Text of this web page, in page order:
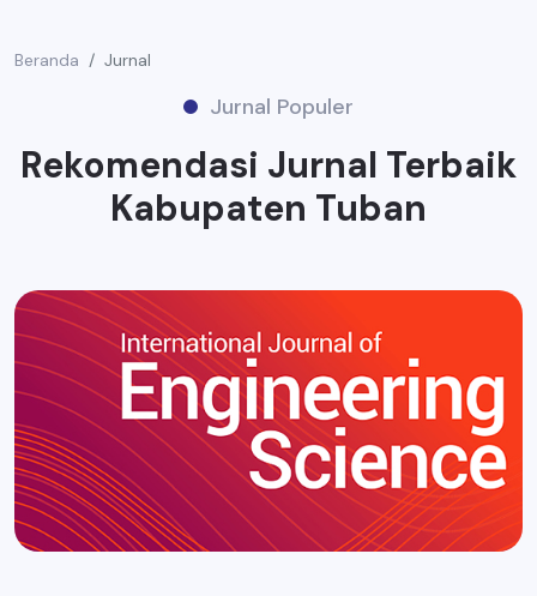
Beranda Jurnal
Jurnal Populer
Rekomendasi Jurnal Terbaik
Kabupaten Tuban